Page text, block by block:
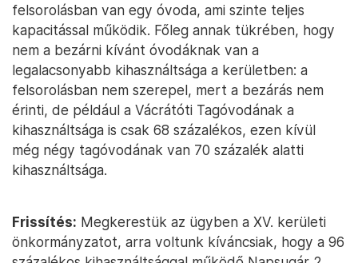
felsorolásban van egy óvoda, ami szinte teljes
kapacitással működik. Főleg annak tükrében, hogy
nem a bezárni kívánt óvodáknak van a
legalacsonyabb kihasználtsága a kerületben: a
felsorolásban nem szerepel, mert a bezárás nem
érinti, de például a Vácrátóti Tagóvodának a
kihasználtsága is csak 68 százalékos, ezen kívül
még négy tagóvodának van 70 százalék alatti
kihasználtsága.
Frissítés: Megkerestük az ügyben a XV. kerületi
önkormányzatot, arra voltunk kíváncsiak, hogy a 96